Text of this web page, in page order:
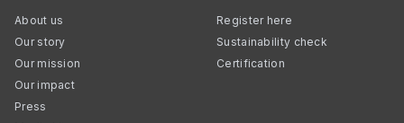
About us
Our story
Our mission
Our impact
Press
Register here
Sustainability check
Certification